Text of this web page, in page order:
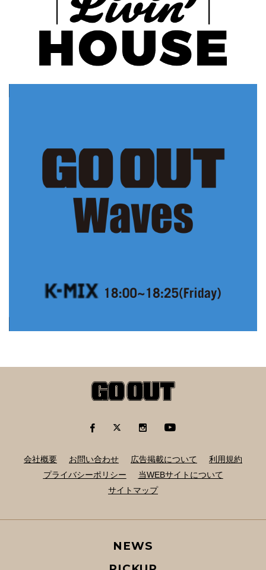
会社概要 お問い合わせ 広告掲載について
利用規約
プライバシーポリシー
当WEBサイトについて
サイトマップ
NEWS